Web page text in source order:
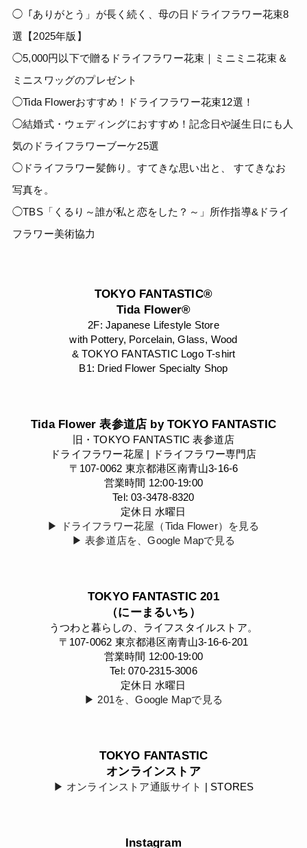
◯「ありがとう」が長く続く、母の日ドライフラワー花束8
選【2025年版】
◯5,000円以下で贈るドライフラワー花束｜ミニミニ花束＆
ミニスワッグのプレゼント
◯Tida Flowerおすすめ！ドライフラワー花束12選！
◯結婚式・ウェディングにおすすめ！記念日や誕生日にも人
気のドライフラワーブーケ25選
◯ドライフラワー髪飾り。すてきな思い出と、 すてきなお
写真を。
◯TBS「くるり～誰が私と恋をした？～」所作指導&ドライ
フラワー美術協力
TOKYO FANTASTIC®
Tida Flower®
2F: Japanese Lifestyle Store
with Pottery, Porcelain, Glass, Wood
& TOKYO FANTASTIC Logo T-shirt
B1: Dried Flower Specialty Shop
Tida Flower 表参道店 by TOKYO FANTASTIC
旧・TOKYO FANTASTIC 表参道店
ドライフラワー花屋 | ドライフラワー専門店
〒107-0062 東京都港区南青山3-16-6
営業時間 12:00-19:00
Tel: 03-3478-8320
定休日 水曜日
▶︎ ドライフラワー花屋（Tida Flower）を見る
▶︎ 表参道店を、Google Mapで見る
TOKYO FANTASTIC 201
（にーまるいち）
うつわと暮らしの、ライフスタイルストア。
〒107-0062 東京都港区南青山3-16-6-201
営業時間 12:00-19:00
Tel: 070-2315-3006
定休日 水曜日
▶︎ 201を、Google Mapで見る
TOKYO FANTASTIC
オンラインストア
▶︎ オンラインストア通販サイト | STORES
Instagram